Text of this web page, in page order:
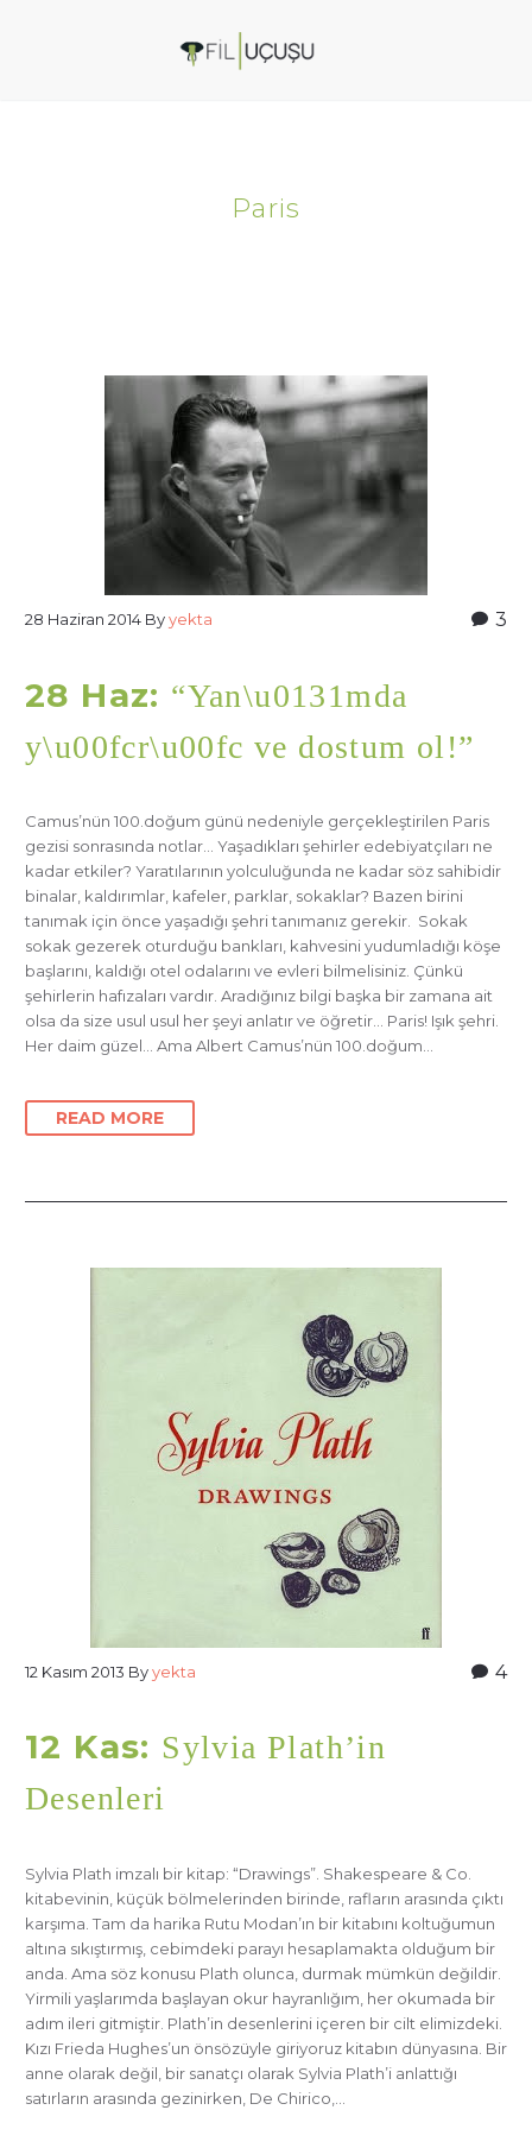
Paris
3
28 Haziran 2014 Byyekta
28 Haz: “Yan\u0131mda
y\u00fcr\u00fc ve dostum ol!”
Camus’nün 100.doğum günü nedeniyle gerçekleştirilen Paris
gezisi sonrasında notlar… Yaşadıkları şehirler edebiyatçıları ne
kadar etkiler? Yaratılarının yolculuğunda ne kadar söz sahibidir
binalar, kaldırımlar, kafeler, parklar, sokaklar? Bazen birini
tanımak için önce yaşadığı şehri tanımanız gerekir. Sokak
sokak gezerek oturduğu bankları, kahvesini yudumladığı köşe
başlarını, kaldığı otel odalarını ve evleri bilmelisiniz. Çünkü
şehirlerin hafızaları vardır. Aradığınız bilgi başka bir zamana ait
olsa da size usul usul her şeyi anlatır ve öğretir… Paris! Işık şehri.
Her daim güzel… Ama Albert Camus’nün 100.doğum…
READ MORE
4
12 Kasım 2013 Byyekta
12 Kas: Sylvia Plath’in
Desenleri
Sylvia Plath imzalı bir kitap: “Drawings”. Shakespeare & Co.
kitabevinin, küçük bölmelerinden birinde, rafların arasında çıktı
karşıma. Tam da harika Rutu Modan’ın bir kitabını koltuğumun
altına sıkıştırmış, cebimdeki parayı hesaplamakta olduğum bir
anda. Ama söz konusu Plath olunca, durmak mümkün değildir.
Yirmili yaşlarımda başlayan okur hayranlığım, her okumada bir
adım ileri gitmiştir. Plath’in desenlerini içeren bir cilt elimizdeki.
Kızı Frieda Hughes’un önsözüyle giriyoruz kitabın dünyasına. Bir
anne olarak değil, bir sanatçı olarak Sylvia Plath’i anlattığı
satırların arasında gezinirken, De Chirico,…